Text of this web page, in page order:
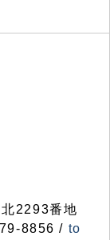
2293番地
8856 / to